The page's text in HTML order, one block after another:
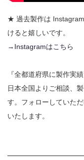
★ 過去製作は
けると嬉しいです。
→Instagramはこちら
『全都道府県に製作実
日本全国よりご相談、
す。フォローしていた
いたします。